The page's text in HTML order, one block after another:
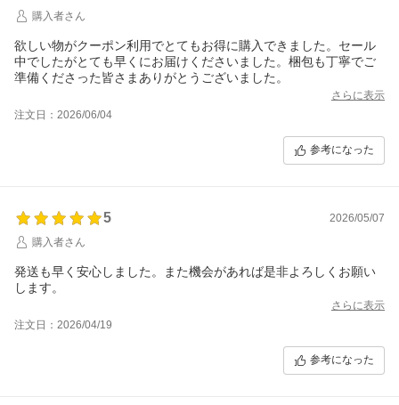
購入者さん
欲しい物がクーポン利用でとてもお得に購入できました。セール
中でしたがとても早くにお届けくださいました。梱包も丁寧でご
準備くださった皆さまありがとうございました。
さらに表示
注文日：2026/06/04
参考になった
5
2026/05/07
購入者さん
発送も早く安心しました。また機会があれば是非よろしくお願い
します。
さらに表示
注文日：2026/04/19
参考になった